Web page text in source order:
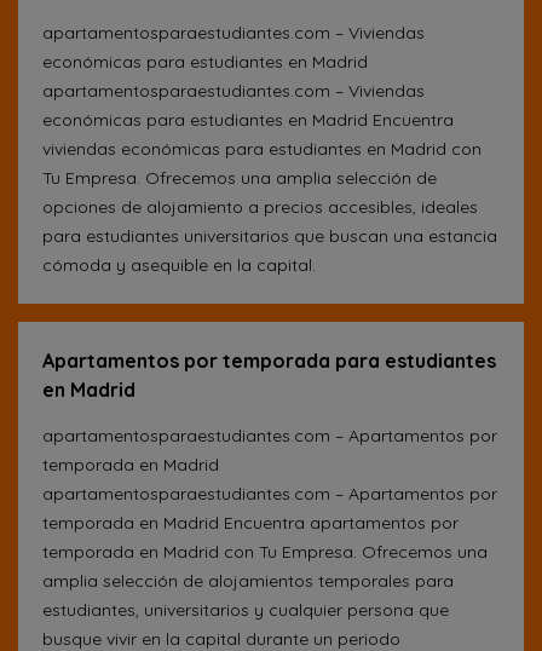
apartamentosparaestudiantes.com – Viviendas
económicas para estudiantes en Madrid
apartamentosparaestudiantes.com – Viviendas
económicas para estudiantes en Madrid Encuentra
viviendas económicas para estudiantes en Madrid con
Tu Empresa. Ofrecemos una amplia selección de
opciones de alojamiento a precios accesibles, ideales
para estudiantes universitarios que buscan una estancia
cómoda y asequible en la capital.
Apartamentos por temporada para estudiantes
en Madrid
apartamentosparaestudiantes.com – Apartamentos por
temporada en Madrid
apartamentosparaestudiantes.com – Apartamentos por
temporada en Madrid Encuentra apartamentos por
temporada en Madrid con Tu Empresa. Ofrecemos una
amplia selección de alojamientos temporales para
estudiantes, universitarios y cualquier persona que
busque vivir en la capital durante un periodo